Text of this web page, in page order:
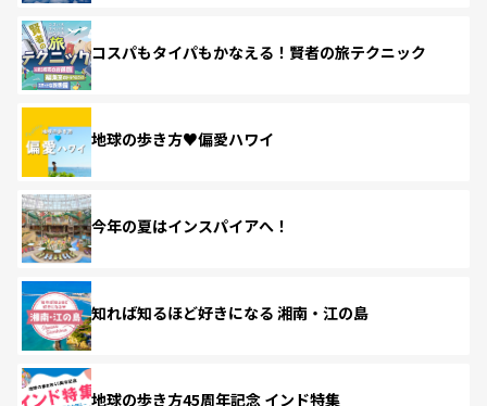
コスパもタイパもかなえる！賢者の旅テクニック
地球の歩き方♥偏愛ハワイ
今年の夏はインスパイアへ！
知れば知るほど好きになる 湘南・江の島
地球の歩き方45周年記念 インド特集